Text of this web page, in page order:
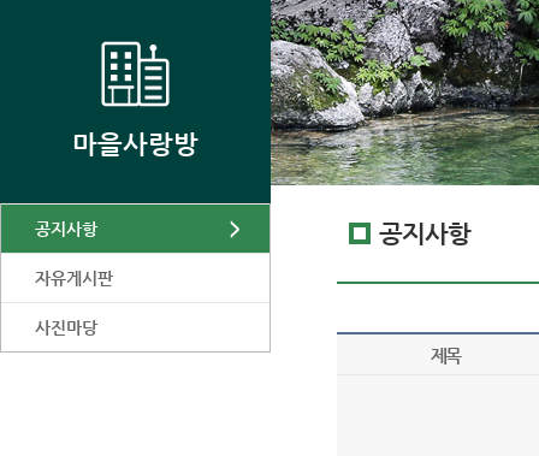
마을사랑방
공지사항
자유게시판
사진마당
공지사항
제목